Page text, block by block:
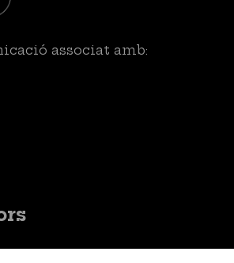
associat amb: